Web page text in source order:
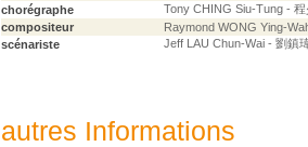
chorégraphe
Tony CHING Siu-Tung -
compositeur
Raymond WONG Ying-
scénariste
Jeff LAU Chun-Wai - 劉鎮
autres Informations